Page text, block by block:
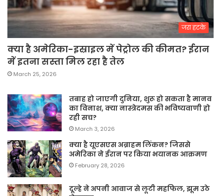
जरा हटके
क्या है अमेरिका-इस्राइल में पेट्रोल की कीमत? ईरान
में इतना सस्ता मिल रहा है तेल
March 25, 2026
तबाह हो जाएगी दुनिया, शुरू हो सकता है मानव
का विनाश, क्या नास्त्रेदमस की भविष्यवाणी हो
रही सच?
March 3, 2026
क्या है यूएसएस अब्राहम लिंकन? जिससे
अमेरिका ने ईरान पर किया भयानक आक्रमण
February 28, 2026
दूल्हे ने अपनी आवाज से लूटी महफिल, झूम उठे